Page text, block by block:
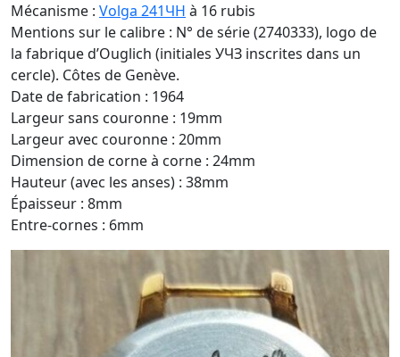
Mécanisme : Volga 241ЧH à 16 rubis
Mentions sur le calibre : N° de série (2740333), logo de
la fabrique d’Ouglich (initiales УЧЗ inscrites dans un
cercle). Côtes de Genève.
Date de fabrication : 1964
Largeur sans couronne : 19mm
Largeur avec couronne : 20mm
Dimension de corne à corne : 24mm
Hauteur (avec les anses) : 38mm
Épaisseur : 8mm
Entre-cornes : 6mm